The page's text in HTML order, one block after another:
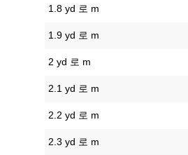
1.8 yd 로 m
1.9 yd 로 m
2 yd 로 m
2.1 yd 로 m
2.2 yd 로 m
2.3 yd 로 m